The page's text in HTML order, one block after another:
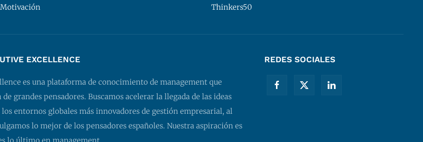
Motivación
Thinkers50
EXCELLENCE
es una plataforma de conocimiento de management que
grandes pensadores. Buscamos acelerar la llegada de las ideas
los entornos globales más innovadores de gestión empresarial, al
lo mejor de los pensadores españoles. Nuestra aspiración es
REDES SOCIALES